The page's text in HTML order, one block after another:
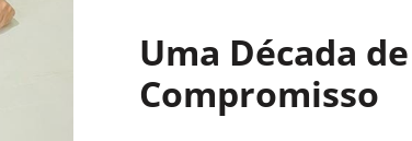
Uma Década
Compromisso